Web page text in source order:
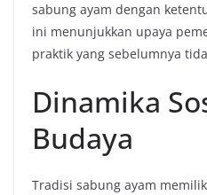
sabung ayam dengan
ini menunjukkan upaya
praktik yang sebelumnya
Dinamika
Budaya
Tradisi sabung ayam